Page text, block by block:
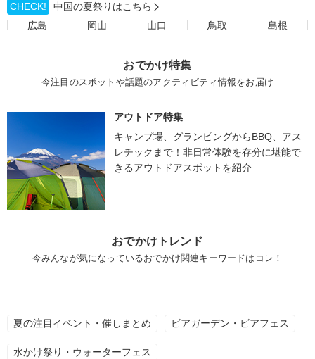
CHECK!
中国の夏祭りはこちら
広島
岡山 山口 鳥取 島根
おでかけ特集
今注目のスポットや話題のアクティビティ情報をお届け
アウトドア特集
キャンプ場、グランピングからBBQ、アス
レチックまで！非日常体験を存分に堪能で
きるアウトドアスポットを紹介
おでかけトレンド
今みんなが気になっているおでかけ関連キーワードはコレ！
夏の注目イベント・催しまとめ ビアガーデン・ビアフェス
水かけ祭り・ウォーターフェス